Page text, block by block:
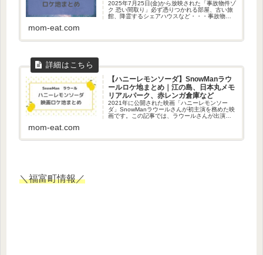
2025年7月25日(金)から放映された「事故物件ゾ
ク 恐い間取り」必ず憑りつかれる部屋、古い旅
館、降霊するシェアハウスなど・・・事故物件
mom-eat.com
【ハニーレモンソーダ】SnowManラウ
ールロケ地まとめ｜江の島、日本丸メモ
リアルパーク、赤レンガ倉庫など
2021年に公開された映画「ハニーレモンソー
ダ」SnowManラウールさんが初主演を務めた映
画です。この記事では、ラウールさんが出演し
mom-eat.com
＼福富町情報／